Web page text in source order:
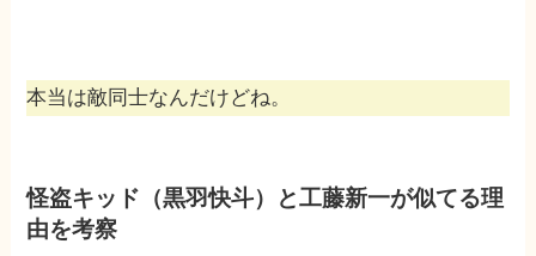
本当は敵同士なんだけどね。
怪盗キッド（黒羽快斗）と工藤新一が似てる理
由を考察